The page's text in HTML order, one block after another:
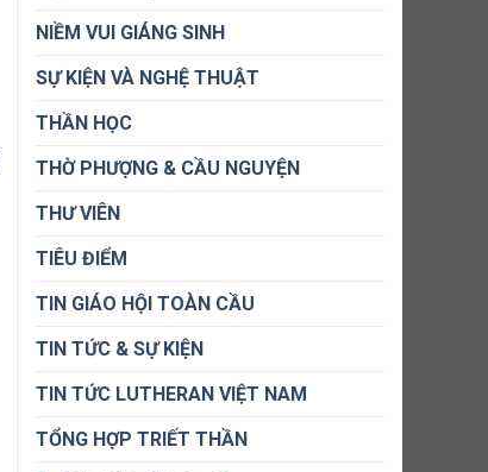
NIỀM VUI GIÁNG SINH
SỰ KIỆN VÀ NGHỆ THUẬT
THẦN HỌC
THỜ PHƯỢNG & CẦU NGUYỆN
THƯ VIÊN
TIÊU ĐIỂM
TIN GIÁO HỘI TOÀN CẦU
TIN TỨC & SỰ KIỆN
TIN TỨC LUTHERAN VIỆT NAM
TỔNG HỢP TRIẾT THẦN